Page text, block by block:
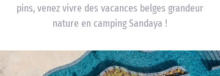
pins, venez vivre des vacances belges grandeur
nature en camping Sandaya !